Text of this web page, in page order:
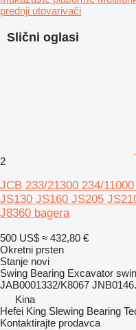
Slični oglasi
2
JCB 233/21300 234/
JS130 JS160 JS205
J8360 bagera
500 US$ ≈ 432,80 €
Okretni prsten
Stanje novi
Swing Bearing Excavator
JAB0001332/K8067
Kina
Hefei King Slewing Bearing
Kontaktirajte prodavca
prednji utovarivači